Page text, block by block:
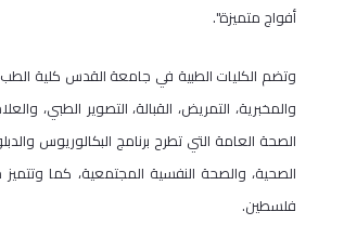
أفواج متميزة".
وتضم الكليات الطبية في جامعة القدس كلية الطب
والمخبرية، التمريض، القبالة، التصوير الطبي،
الصحة العامة التي تطرح برنامج البكالوريوس
الصحية، والصحة النفسية المجتمعية، كما
فلسطين.